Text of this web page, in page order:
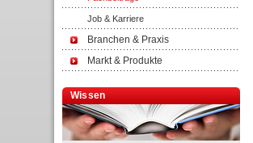
Job & Karriere
Branchen & Praxis
Markt & Produkte
Wissen